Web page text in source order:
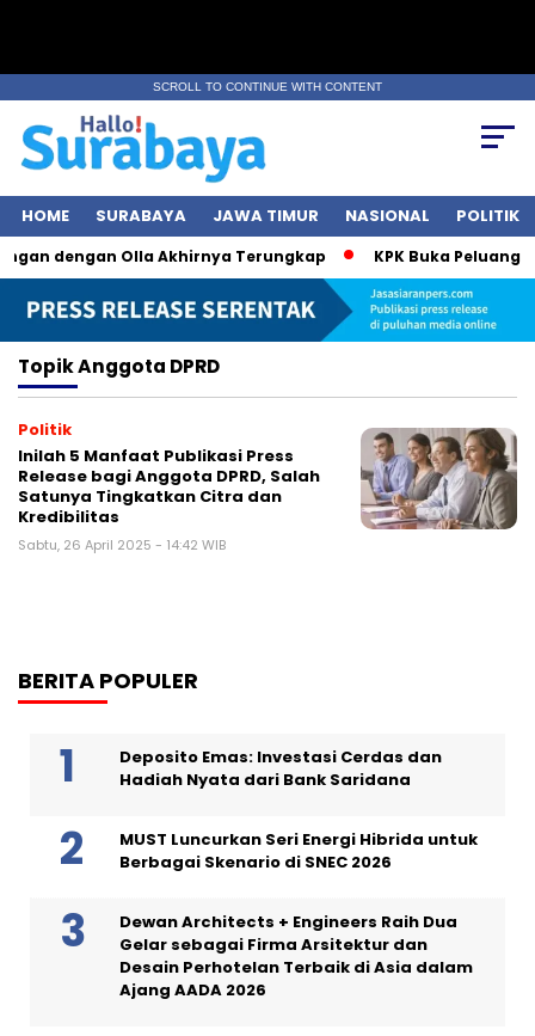
SCROLL TO CONTINUE WITH CONTENT
HOME SURABAYA JAWA TIMUR NASIONAL POLITIK
dengan Olla Akhirnya Terungkap KPK Buka Peluang
TopikAnggota DPRD
Politik
Inilah 5 Manfaat Publikasi Press
Release bagi Anggota DPRD, Salah
Satunya Tingkatkan Citra dan
Kredibilitas
Sabtu, 26 April 2025 - 14:42 WIB
BERITA POPULER
Deposito Emas: Investasi Cerdas dan
Hadiah Nyata dari Bank Saridana
MUST Luncurkan Seri Energi Hibrida untuk
Berbagai Skenario di SNEC 2026
Dewan Architects + Engineers Raih Dua
Gelar sebagai Firma Arsitektur dan
Desain Perhotelan Terbaik di Asia dalam
Ajang AADA 2026